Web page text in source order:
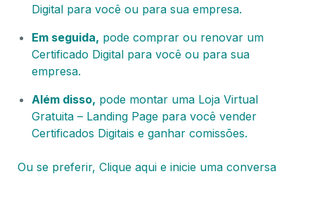
Digital para você ou para sua empresa.
Em seguida, pode comprar ou renovar um
Certificado Digital para você ou para sua
empresa.
Além disso, pode montar uma Loja Virtual
Gratuita – Landing Page para você vender
Certificados Digitais e ganhar comissões.
Ou se preferir, Clique aqui e inicie uma conversa